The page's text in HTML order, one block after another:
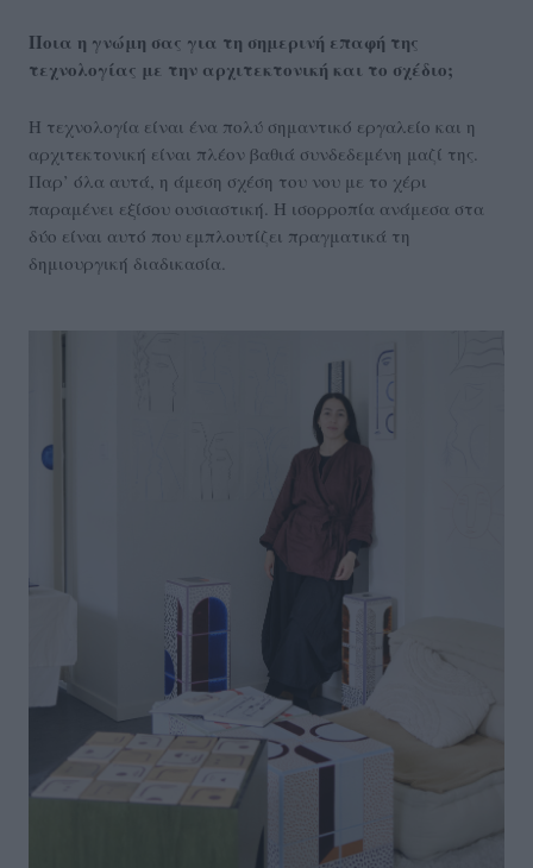
Ποια η γνώμη σας για τη σημερινή επαφή της
τεχνολογίας με την αρχιτεκτονική και το σχέδιο;
Η τεχνολογία είναι ένα πολύ σημαντικό εργαλείο και η
αρχιτεκτονική είναι πλέον βαθιά συνδεδεμένη μαζί της.
Παρ’ όλα αυτά, η άμεση σχέση του νου με το χέρι
παραμένει εξίσου ουσιαστική. Η ισορροπία ανάμεσα στα
δύο είναι αυτό που εμπλουτίζει πραγματικά τη
δημιουργική διαδικασία.